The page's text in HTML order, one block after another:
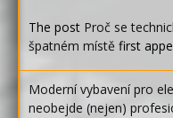
The post Proč se
špatném místě first
Moderní vybavení pro
neobejde (nejen)